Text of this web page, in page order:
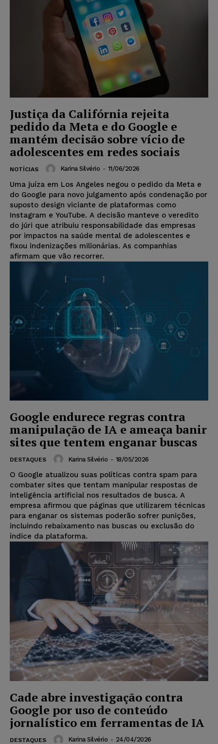
Justiça da Califórnia rejeita
pedido da Meta e do Google e
mantém decisão sobre vício de
adolescentes em redes sociais
NOTÍCIAS Karina Silvério - 11/06/2026
Uma juíza em Los Angeles negou o pedido da Meta e
do Google para novo julgamento após condenação por
suposto design viciante de plataformas como
Instagram e YouTube. A decisão manteve o veredito
do júri que atribuiu responsabilidade das empresas
por impactos na saúde mental de adolescentes e
fixou indenizações milionárias. As companhias
afirmam que vão recorrer.
Google endurece regras contra
manipulação de IA e ameaça banir
sites que tentem enganar buscas
DESTAQUES Karina Silvério - 18/05/2026
O Google atualizou suas políticas contra spam para
combater sites que tentam manipular respostas de
inteligência artificial nos resultados de busca. A
empresa afirmou que páginas que utilizarem técnicas
para enganar os sistemas poderão sofrer punições,
incluindo rebaixamento nas buscas ou exclusão do
índice da plataforma.
Cade abre investigação contra
Google por uso de conteúdo
jornalístico em ferramentas de IA
DESTAQUES Karina Silvério - 24/04/2026